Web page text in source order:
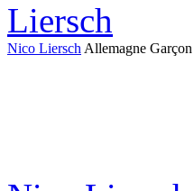
Nico Liersch Allemagne Garçon